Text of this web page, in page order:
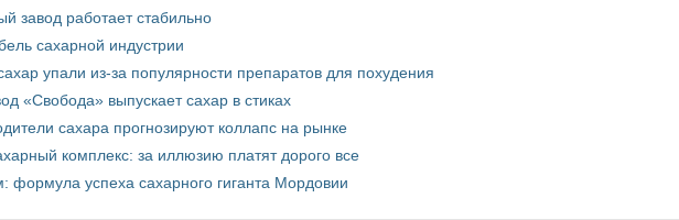
завод работает стабильно
сахарной индустрии
упали из-за популярности препаратов для похудения
«Свобода» выпускает сахар в стиках
сахара прогнозируют коллапс на рынке
комплекс: за иллюзию платят дорого все
формула успеха сахарного гиганта Мордовии